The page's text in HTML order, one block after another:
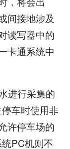
间接地涉及
读写器中的
卡通系统中
进行采集的
车时使用非
许停车场的
PC机则不